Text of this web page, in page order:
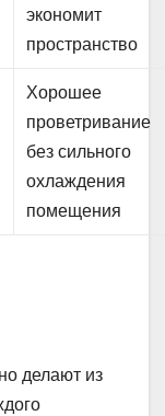
экономит
пространство
Хорошее
проветривание
без сильного
охлаждения
помещения
делают из